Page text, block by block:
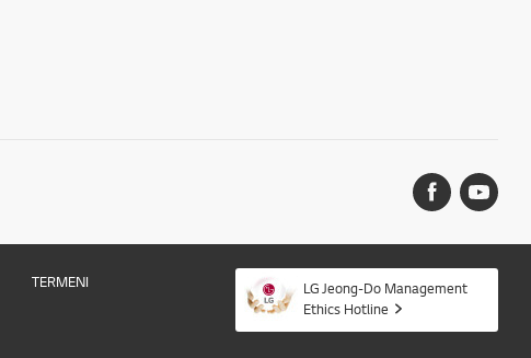
TERMENI
LG Jeong-Do Management
Ethics Hotline